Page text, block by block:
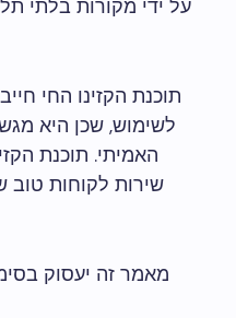
על ידי מקורות בלתי
תוכנת הקזינו החי
לשימוש, שכן היא
האמיתי. תוכנת
שירות לקוחות
מאמר זה יעסוק